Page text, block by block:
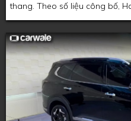
thang. Theo số liệu công bố,
trong tháng 7, phản ánh xu
ưu tiên các mẫu xe tiết kiệm